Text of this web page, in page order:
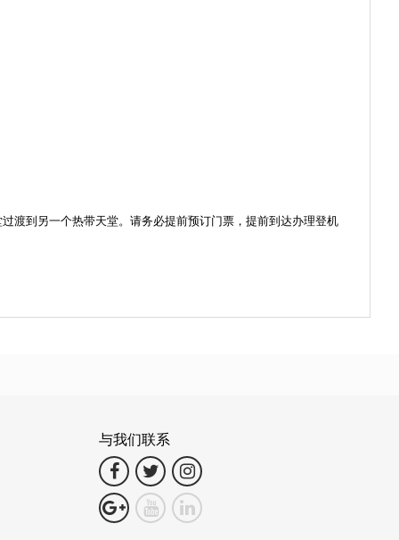
渡到另一个热带天堂。请务必提前预订门票，提前到达办理登机
与我们联系